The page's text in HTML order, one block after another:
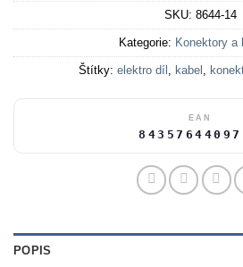
SKU: 8644-14
Kategorie: Konektory a
Štítky: elektro díl , kabel ,
EAN
POPIS